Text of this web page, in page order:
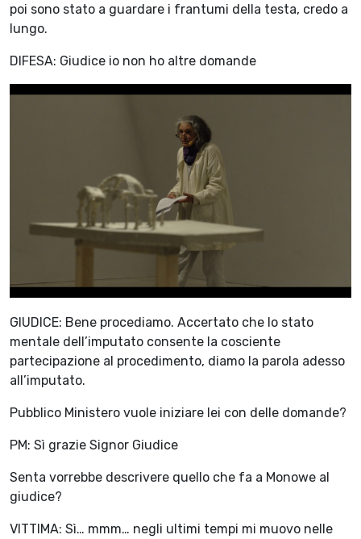
poi sono stato a guardare i frantumi della testa, credo a
lungo.
DIFESA: Giudice io non ho altre domande
GIUDICE: Bene procediamo. Accertato che lo stato
mentale dell’imputato consente la cosciente
partecipazione al procedimento, diamo la parola adesso
all’imputato.
Pubblico Ministero vuole iniziare lei con delle domande?
PM: Sì grazie Signor Giudice
Senta vorrebbe descrivere quello che fa a Monowe al
giudice?
VITTIMA: Sì… mmm… negli ultimi tempi mi muovo nelle